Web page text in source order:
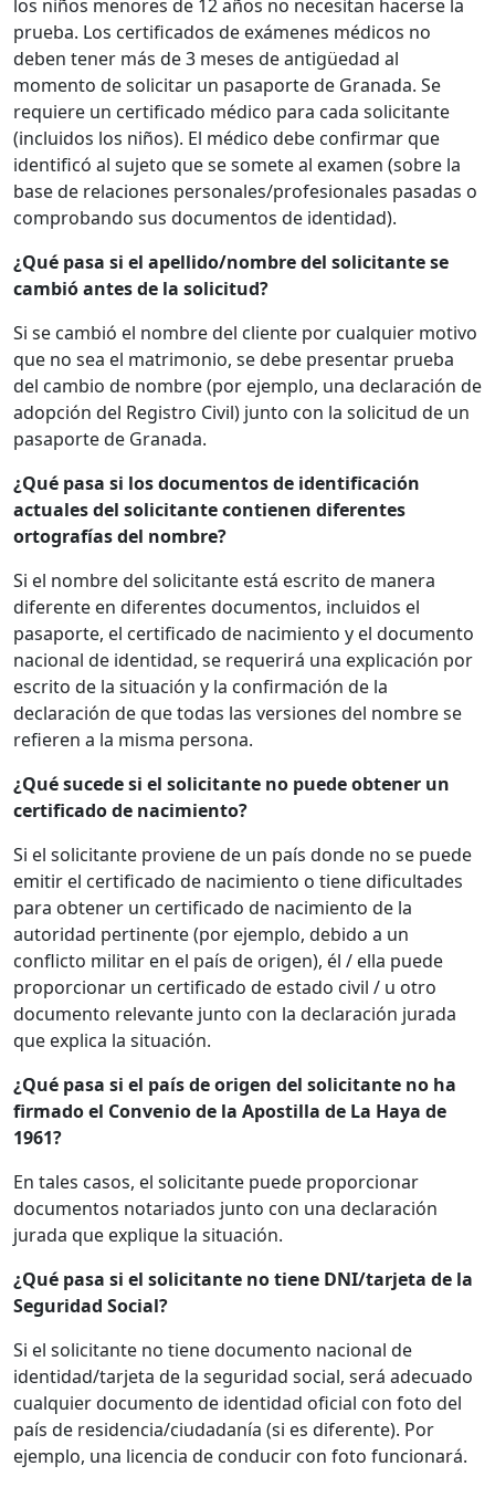
los niños menores de 12 años no necesitan hacerse la
prueba. Los certificados de exámenes médicos no
deben tener más de 3 meses de antigüedad al
momento de solicitar un pasaporte de Granada. Se
requiere un certificado médico para cada solicitante
(incluidos los niños). El médico debe confirmar que
identificó al sujeto que se somete al examen (sobre la
base de relaciones personales/profesionales pasadas o
comprobando sus documentos de identidad).
¿Qué pasa si el apellido/nombre del solicitante se
cambió antes de la solicitud?
Si se cambió el nombre del cliente por cualquier motivo
que no sea el matrimonio, se debe presentar prueba
del cambio de nombre (por ejemplo, una declaración de
adopción del Registro Civil) junto con la solicitud de un
pasaporte de Granada.
¿Qué pasa si los documentos de identificación
actuales del solicitante contienen diferentes
ortografías del nombre?
Si el nombre del solicitante está escrito de manera
diferente en diferentes documentos, incluidos el
pasaporte, el certificado de nacimiento y el documento
nacional de identidad, se requerirá una explicación por
escrito de la situación y la confirmación de la
declaración de que todas las versiones del nombre se
refieren a la misma persona.
¿Qué sucede si el solicitante no puede obtener un
certificado de nacimiento?
Si el solicitante proviene de un país donde no se puede
emitir el certificado de nacimiento o tiene dificultades
para obtener un certificado de nacimiento de la
autoridad pertinente (por ejemplo, debido a un
conflicto militar en el país de origen), él / ella puede
proporcionar un certificado de estado civil / u otro
documento relevante junto con la declaración jurada
que explica la situación.
¿Qué pasa si el país de origen del solicitante no ha
firmado el Convenio de la Apostilla de La Haya de
1961?
En tales casos, el solicitante puede proporcionar
documentos notariados junto con una declaración
jurada que explique la situación.
¿Qué pasa si el solicitante no tiene DNI/tarjeta de la
Seguridad Social?
Si el solicitante no tiene documento nacional de
identidad/tarjeta de la seguridad social, será adecuado
cualquier documento de identidad oficial con foto del
país de residencia/ciudadanía (si es diferente). Por
ejemplo, una licencia de conducir con foto funcionará.